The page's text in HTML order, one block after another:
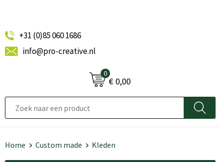
+31 (0)85 060 1686
info@pro-creative.nl
0
€ 0,00
Home Custom made Kleden